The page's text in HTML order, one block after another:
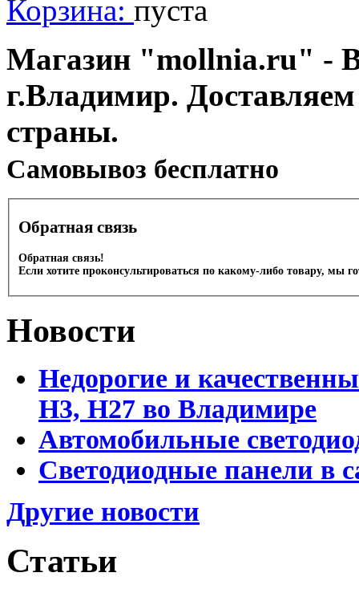
Корзина: пуста
Магазин "mollnia.ru" -
г.Владимир.
страны.
Cамовывоз бесплатно
Обратная связь
Обратная связь!
Если хотите проконсультироваться по какому-либо товару, мы
Новости
Недорогие и
Н3, Н27 во Владимире
Автомобильные
Светодиодные панели в
Другие новости
Статьи